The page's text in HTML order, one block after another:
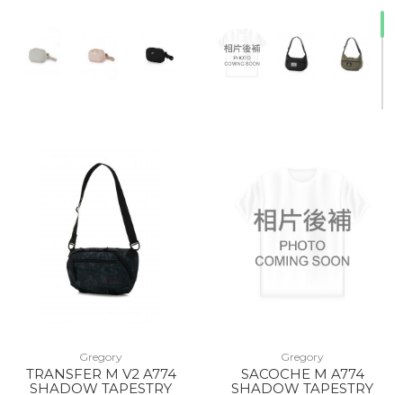
10% Off
Gregory
TRANSFER M V2 A774
SHADOW TAPESTRY
Gregory
SACOCHE M A774
SHADOW TAPESTRY